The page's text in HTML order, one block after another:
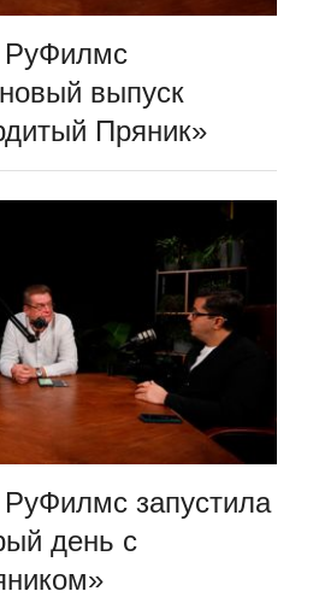
РуФилмс
выпуск
Пряник»
запустила
день с